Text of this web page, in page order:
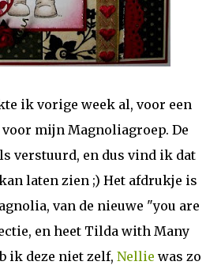
ik vorige week al, voor een
mijn Magnoliagroep. De
verstuurd, en dus vind ik dat
laten zien ;) Het afdrukje is
van de nieuwe "you are
en heet Tilda with Many
ik deze niet zelf, Nellie was zo